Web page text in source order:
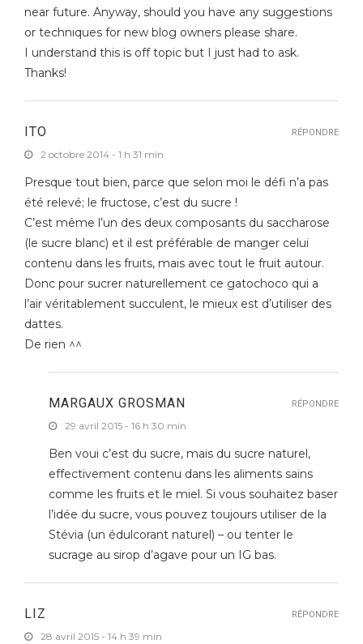
near future. Anyway, should you have any suggestions
or techniques for new blog owners please share.
I understand this is off topic but I just had to ask.
Thanks!
ITO
2 octobre 2014 - 1 h 31 min
Presque tout bien, parce que selon moi le défi n’a pas
été relevé; le fructose, c’est du sucre !
C’est même l’un des deux composants du saccharose
(le sucre blanc) et il est préférable de manger celui
contenu dans les fruits, mais avec tout le fruit autour.
Donc pour sucrer naturellement ce gatochoco qui a
l’air véritablement succulent, le mieux est d’utiliser des
dattes.
De rien ^^
RÉPONDRE
MARGAUX GROSMAN
29 avril 2015 - 16 h 30 min
Ben voui c’est du sucre, mais du sucre naturel,
effectivement contenu dans les aliments sains
comme les fruits et le miel. Si vous souhaitez baser
l’idée du sucre, vous pouvez toujours utiliser de la
Stévia (un édulcorant naturel) – ou tenter le
sucrage au sirop d’agave pour un IG bas.
RÉPONDRE
LIZ
28 avril 2015 - 14 h 39 min
RÉPONDRE